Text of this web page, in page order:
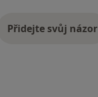
Přidejte svůj názor